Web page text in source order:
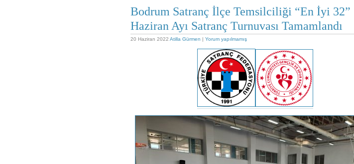
Bodrum Satranç İlçe Temsilciliği “En İyi 32”
Haziran Ayı Satranç Turnuvası Tamamlandı
20 Haziran 2022 Atilla Gürmen | Yorum yapılmamış